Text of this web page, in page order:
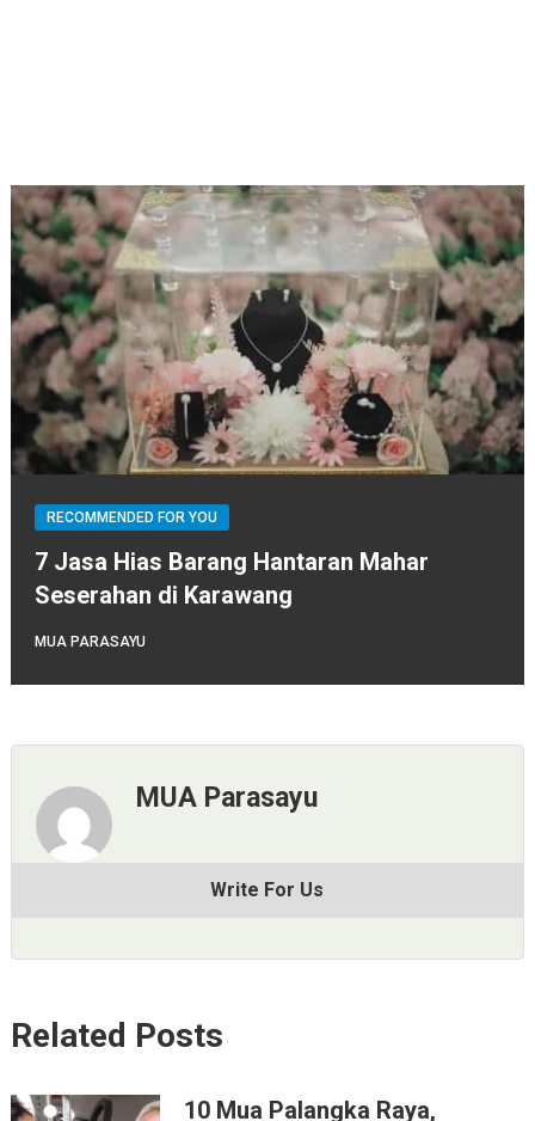
RECOMMENDED FOR YOU
7 Jasa Hias Barang Hantaran Mahar
Seserahan di Karawang
MUA PARASAYU
MUA Parasayu
Write For Us
Related Posts
10 Mua Palangka Raya,